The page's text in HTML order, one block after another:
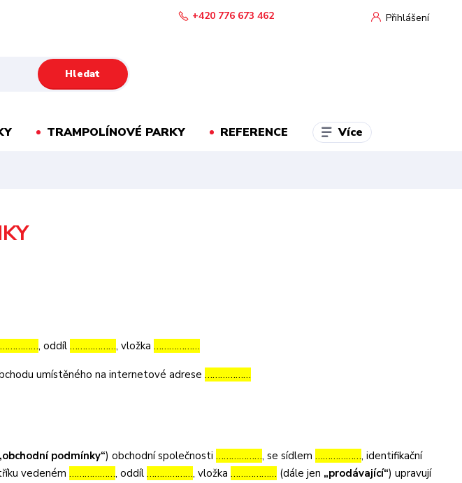
Přihlášení
Hledat
+420 776 673 462
TRAMPOLÍNOVÉ PARKY REFERENCE Více
, oddíl………………, vložka………………
umístěného na internetové adrese………………
podmínky“) obchodní společnosti………………, se sídlem………………, identifikační
vedeném………………, oddíl………………, vložka……………… (dále jen „prodávající“) upravují